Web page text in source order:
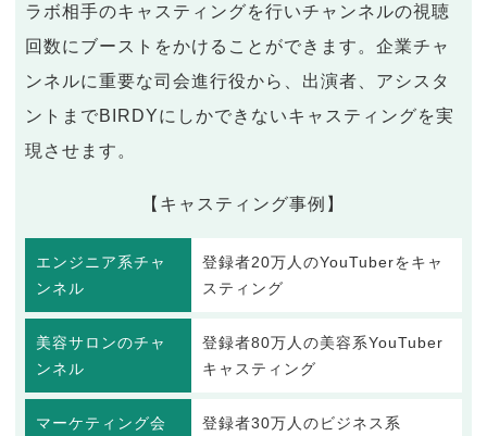
ラボ相手のキャスティングを行いチャンネルの視聴
回数にブーストをかけることができます。企業チャ
ンネルに重要な司会進行役から、出演者、アシスタ
ントまでBIRDYにしかできないキャスティングを実
現させます。
【キャスティング事例】
エンジニア系チャ
ンネル
登録者20万人のYouTuberをキャ
スティング
美容サロンのチャ
ンネル
登録者80万人の美容系YouTuber
キャスティング
マーケティング会
登録者30万人のビジネス系